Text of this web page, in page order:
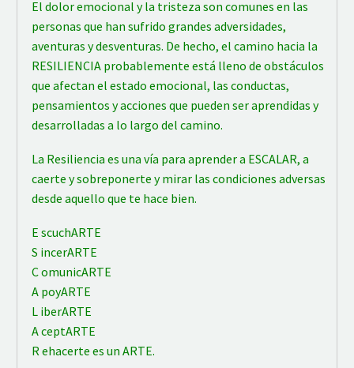
El dolor emocional y la tristeza son comunes en las
personas que han sufrido grandes adversidades,
aventuras y desventuras. De hecho, el camino hacia la
RESILIENCIA probablemente está lleno de obstáculos
que afectan el estado emocional, las conductas,
pensamientos y acciones que pueden ser aprendidas y
desarrolladas a lo largo del camino.
La Resiliencia es una vía para aprender a ESCALAR, a
caerte y sobreponerte y mirar las condiciones adversas
desde aquello que te hace bien.
E scuchARTE
S incerARTE
C omunicARTE
A poyARTE
L iberARTE
A ceptARTE
R ehacerte es un ARTE.